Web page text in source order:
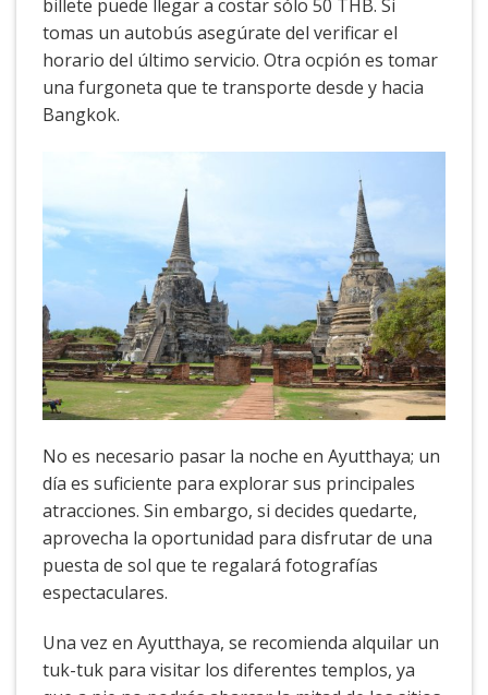
billete puede llegar a costar sólo 50 THB. Si
tomas un autobús asegúrate del verificar el
horario del último servicio. Otra ocpión es tomar
una furgoneta que te transporte desde y hacia
Bangkok.
No es necesario pasar la noche en Ayutthaya; un
día es suficiente para explorar sus principales
atracciones. Sin embargo, si decides quedarte,
aprovecha la oportunidad para disfrutar de una
puesta de sol que te regalará fotografías
espectaculares.
Una vez en Ayutthaya, se recomienda alquilar un
tuk-tuk para visitar los diferentes templos, ya